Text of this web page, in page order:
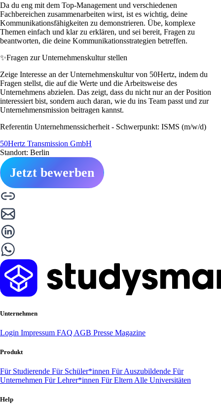
Da du eng mit dem Top-Management und verschiedenen
Fachbereichen zusammenarbeiten wirst, ist es wichtig, deine
Kommunikationsfähigkeiten zu demonstrieren. Übe, komplexe
Themen einfach und klar zu erklären, und sei bereit, Fragen zu
beantworten, die deine Kommunikationsstrategien betreffen.
✨Fragen zur Unternehmenskultur stellen
Zeige Interesse an der Unternehmenskultur von 50Hertz, indem du
Fragen stellst, die auf die Werte und die Arbeitsweise des
Unternehmens abzielen. Das zeigt, dass du nicht nur an der Position
interessiert bist, sondern auch daran, wie du ins Team passt und zur
Unternehmensmission beitragen kannst.
Referentin Unternehmenssicherheit - Schwerpunkt: ISMS (m/w/d)
50Hertz Transmission GmbH
Standort: Berlin
Jetzt bewerben
Unternehmen
Login Impressum FAQ AGB Presse Magazine
Produkt
Für Studierende Für Schüler*innen Für Auszubildende Für
Unternehmen Für Lehrer*innen Für Eltern Alle Universitäten
Help